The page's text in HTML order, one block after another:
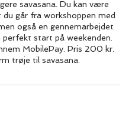
savasana. Du kan være
du går fra workshoppen med
også en gennemarbejdet
perfekt start på weekenden.
MobilePay. Pris 200 kr.
trøje til savasana.